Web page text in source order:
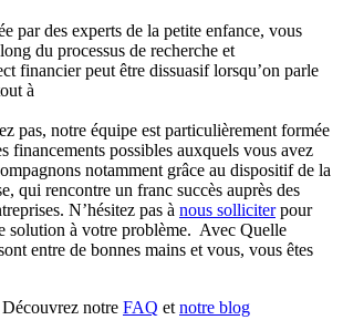
par des experts de la petite enfance, vous
du processus de recherche et
financier peut être dissuasif lorsqu’on parle
à
pas, notre équipe est particulièrement formée
financements possibles auxquels vous avez
notamment grâce au dispositif de la
qui rencontre un franc succès auprès des
N’hésitez pas à nous solliciterpour
solution à votre problème. Avec Quelle
entre de bonnes mains et vous, vous êtes
Découvrez notre FAQ et notre blog